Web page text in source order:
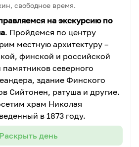
свободное время.
на экскурсию по
. Пройдемся по центру
местную архитектуру –
финской и российской
северного
здание Финского
Сийтонен, ратуша и другие.
храм Николая
в 1873 году.
Раскрыть день